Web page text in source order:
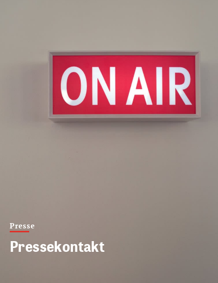
Presse
Pressekontakt